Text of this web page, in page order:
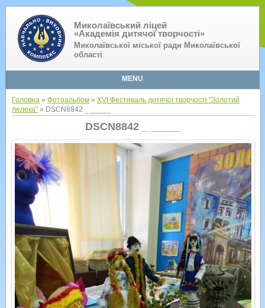
Миколаївський ліцей
«Академія дитячої творчості»
Миколаївської міської ради Миколаївської
області
MENU
Головна» Фотоальбом» XVI Фестиваль дитячої творчості "Золотий
лелека"» DSCN8842 _ _____
DSCN8842 _ _____